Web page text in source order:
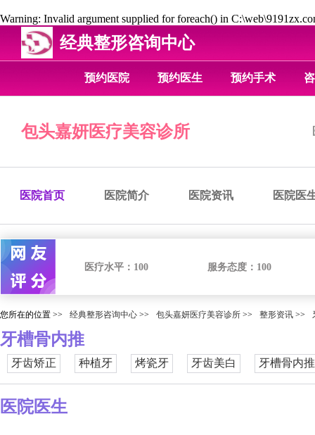
Warning: Invalid argument supplied for foreach() in
经典整形咨询中心
预约医院 预约医生 预约手术
包头嘉妍医疗美容诊所
医院首页 医院简介 医院资讯 医院医
医疗水平： 100 服务态度： 100
您所在的位置 >> 经典整形咨询中心 >> 包头嘉妍医疗美容诊所 >> 整形资讯 >>
牙槽骨内推
牙齿矫正 种植牙 烤瓷牙 牙齿美白 牙槽骨内推
医院医生